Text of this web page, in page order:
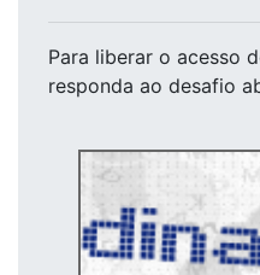
Para liberar o acesso
responda ao desafio